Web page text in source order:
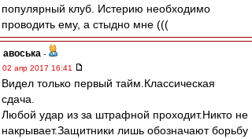
популярный клуб. Истерию необходимо
проводить ему, а стыдно мне (((
авоська -
02 апр 2017 16:41
Видел только первый тайм.Классическая
сдача.
Любой удар из за штрафной проходит.Никто не
накрывает.Защитники лишь обозначают борьбу